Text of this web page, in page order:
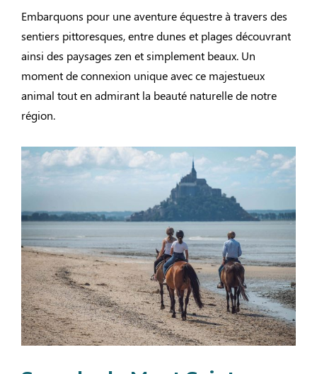
Embarquons pour une aventure équestre à travers des
sentiers pittoresques, entre dunes et plages découvrant
ainsi des paysages zen et simplement beaux. Un
moment de connexion unique avec ce majestueux
animal tout en admirant la beauté naturelle de notre
région.